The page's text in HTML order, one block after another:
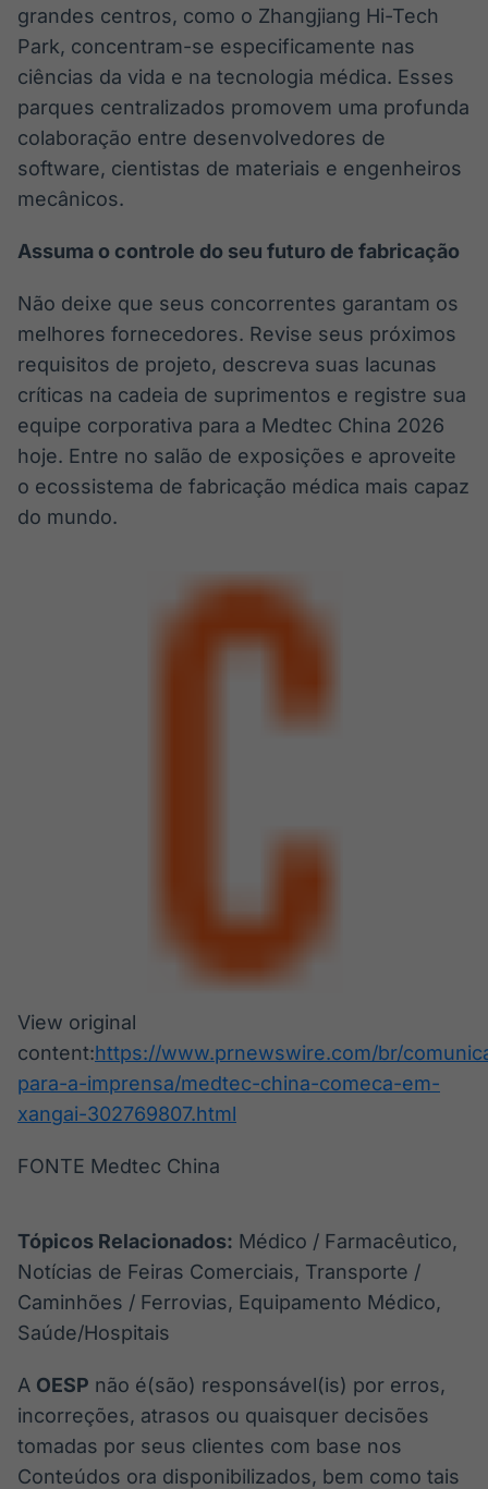
grandes centros, como o Zhangjiang Hi-Tech
Park, concentram-se especificamente nas
ciências da vida e na tecnologia médica. Esses
parques centralizados promovem uma profunda
colaboração entre desenvolvedores de
software, cientistas de materiais e engenheiros
mecânicos.
Assuma o controle do seu futuro de fabricação
Não deixe que seus concorrentes garantam os
melhores fornecedores. Revise seus próximos
requisitos de projeto, descreva suas lacunas
críticas na cadeia de suprimentos e registre sua
equipe corporativa para a Medtec China 2026
hoje. Entre no salão de exposições e aproveite
o ecossistema de fabricação médica mais capaz
do mundo.
View original
content:https://www.prnewswire.com/br/
para-a-imprensa/medtec-china-comeca-em-
xangai-302769807.html
FONTE Medtec China
Tópicos Relacionados: Médico / Farmacêutico,
Notícias de Feiras Comerciais, Transporte /
Caminhões / Ferrovias, Equipamento Médico,
Saúde/Hospitais
A OESP não é(são) responsável(is) por erros,
incorreções, atrasos ou quaisquer decisões
tomadas por seus clientes com base nos
Conteúdos ora disponibilizados, bem como tais